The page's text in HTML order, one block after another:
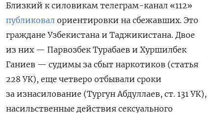
Близкий к силовикам телеграм-канал «112»
публиковал ориентировки на сбежавших. Это
граждане Узбекистана и Таджикистана. Двое
из них — Парвозбек Турабаев и Хуршилбек
Ганиев — судимы за сбыт наркотиков (статья
228 УК), еще четверо отбывали сроки
за изнасилование (Тургун Абдуллаев, ст. 131 УК),
насильственные действия сексуального